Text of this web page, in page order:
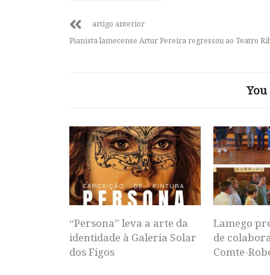
artigo anterior
Pianista lamecense Artur Pereira regressou ao Teatro
“Persona” leva a arte da
identidade à Galeria Solar
dos Figos
Lamego
de
Comte-